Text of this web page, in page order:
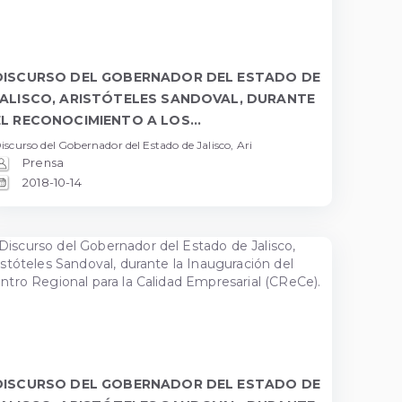
DEL GOBERNADOR DEL ESTADO DE
ARISTÓTELES SANDOVAL, DURANTE
RECONOCIMIENTO A LOS...
del Gobernador del Estado de Jalisco, Ari
Prensa
2018-10-14
DEL GOBERNADOR DEL ESTADO DE